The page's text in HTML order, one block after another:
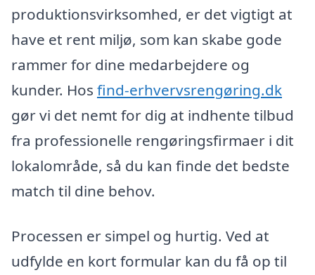
produktionsvirksomhed, er det vigtigt at
have et rent miljø, som kan skabe gode
rammer for dine medarbejdere og
kunder. Hos find-erhvervsrengøring.dk
gør vi det nemt for dig at indhente tilbud
fra professionelle rengøringsfirmaer i dit
lokalområde, så du kan finde det bedste
match til dine behov.
Processen er simpel og hurtig. Ved at
udfylde en kort formular kan du få op til